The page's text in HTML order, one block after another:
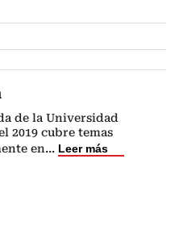
de la Universidad
2019 cubre temas
en... Leer más